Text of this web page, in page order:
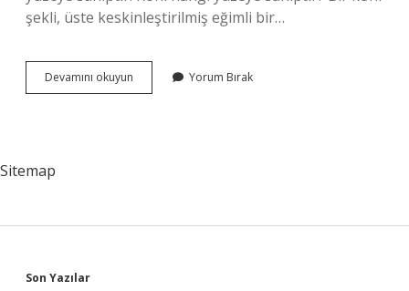
şekli, üste keskinleştirilmiş eğimli bir…
Devamını okuyun
Kaç
Yorum Bırak
Sitemap
Son Yazılar